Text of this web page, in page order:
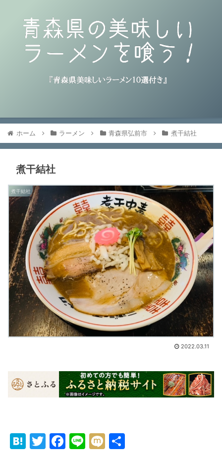
ホーム ラーメン 青森県弘前市 煮干結社
煮干結社
煮干結社
2022.03.11
H
T
F
Li M